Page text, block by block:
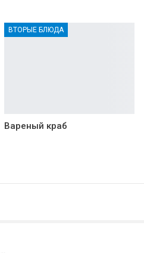
ВТОРЫЕ БЛЮДА
Вареный краб